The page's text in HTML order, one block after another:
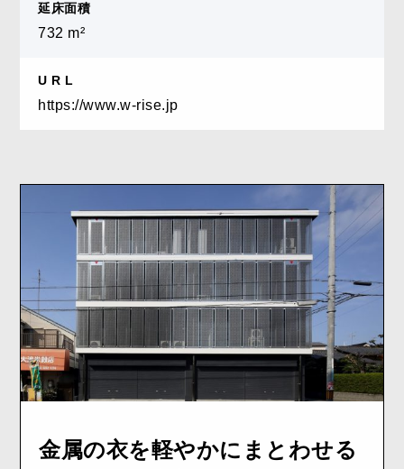
延床面積
732 m²
U R L
https://www.w-rise.jp
金属の衣を軽やかにまとわせる